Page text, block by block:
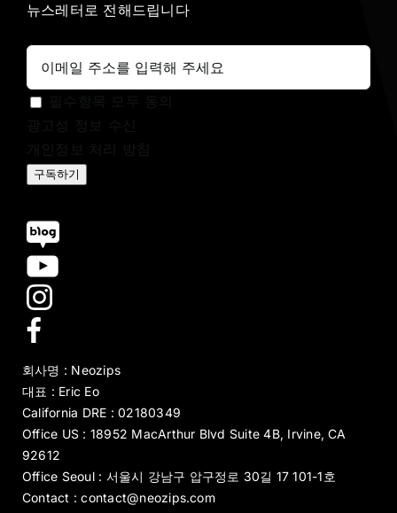
뉴스레터로 전해드립니다
구독하기
회사명 : Neozips
대표 : Eric Eo
California DRE : 02180349
Office US : 18952 MacArthur Blvd Suite 4B, Irvine, CA
92612
Office Seoul : 서울시 강남구 압구정로 30길 17 101-1호
Contact : contact@neozips.com